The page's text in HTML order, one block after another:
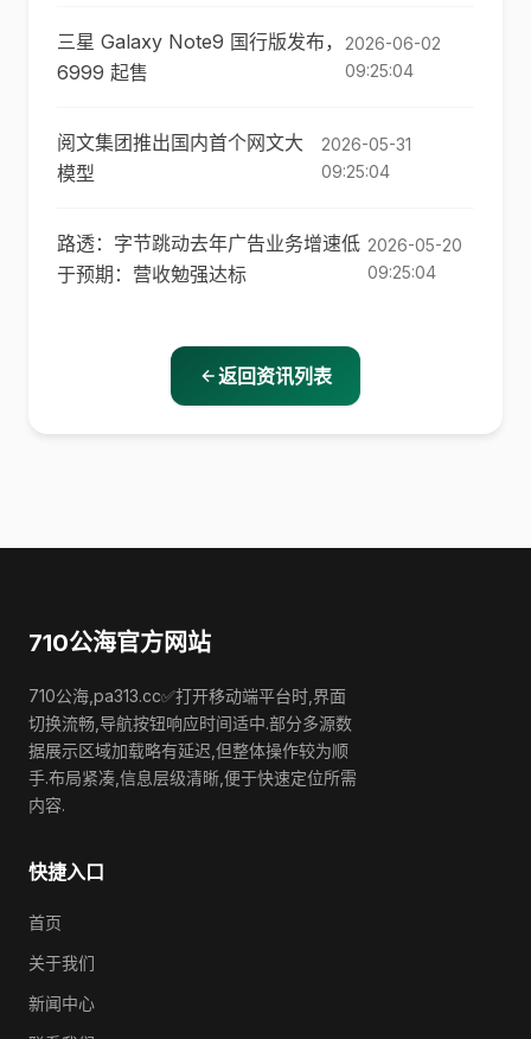
三星 Galaxy Note9 国行版发布，
6999 起售
2026-06-02
09:25:04
阅文集团推出国内首个网文大
模型
2026-05-31
09:25:04
路透：字节跳动去年广告业务增速低
于预期：营收勉强达标
2026-05-20
09:25:04
返回资讯列表
710公海官方网站
710公海,pa313.cc✅打开移动端平台时,界面
切换流畅,导航按钮响应时间适中.部分多源数
据展示区域加载略有延迟,但整体操作较为顺
手.布局紧凑,信息层级清晰,便于快速定位所需
内容.
快捷入口
首页
关于我们
新闻中心